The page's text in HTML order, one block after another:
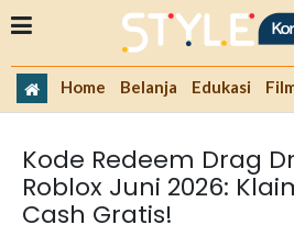
Home Belanja Edukasi
Kode Redeem Drag
Roblox Juni 2026:
Cash Gratis!